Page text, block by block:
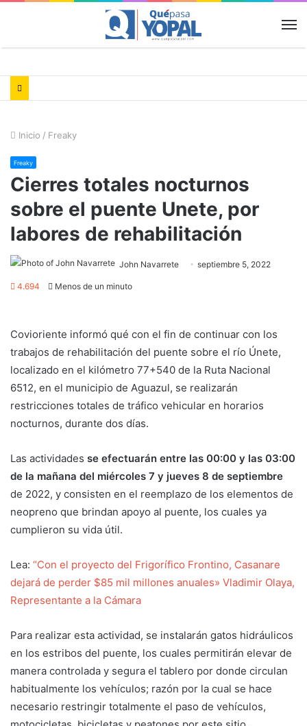
Inicio / Freaky
Freaky
Cierres totales nocturnos
sobre el puente Unete, por
labores de rehabilitación
John Navarrete septiembre 5, 2022
4.694 Menos de un minuto
Covioriente informó qué con el fin de continuar con los
trabajos de rehabilitación del puente sobre el río Únete,
localizado en el kilómetro 77+540 de la Ruta Nacional
6512, en el municipio de Aguazul, se realizarán
restricciones totales de tráfico vehicular en horarios
nocturnos, durante dos días.
Las actividades se efectuarán entre las 00:00 y las 03:00
de la mañana del miércoles 7 y jueves 8 de septiembre
de 2022, y consisten en el reemplazo de los elementos de
neopreno que brindan apoyo al puente, los cuales ya
cumplieron su vida útil.
Lea: “Con el proyecto del Frigorífico Frontino, Casanare
dejará de perder $85 mil millones anuales» Vladimir Olaya,
Representante a la Cámara
Para realizar esta actividad, se instalarán gatos hidráulicos
en los estribos del puente, los cuales permitirán elevar de
manera controlada y segura el tablero por donde circulan
habitualmente los vehículos; razón por la cual se hace
necesario restringir totalmente el paso de vehículos,